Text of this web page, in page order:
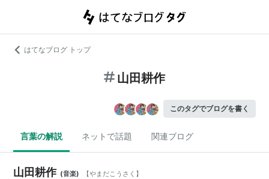
はてなブログ トップ
山田耕作
このタグでブログを書く
言葉の解説 ネットで話題 関連ブログ
山田耕作 (音楽) 【やまだこうさく 】